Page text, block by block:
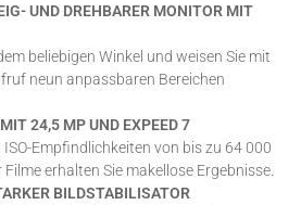
UND DREHBARER MONITOR MIT
beliebigen Winkel und weisen Sie mit
neun anpassbaren Bereichen
24,5 MP UND EXPEED 7
Empfindlichkeiten von bis zu 64 000
erhalten Sie makellose Ergebnisse.
BILDSTABILISATOR